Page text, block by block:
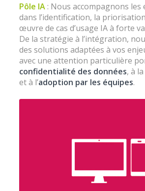
Pôle IA: Nous accompagnons les
dans l’identification, la
œuvre de cas d’usage IA à forte
De la stratégie à l’intégration,
des solutions adaptées à vos
avec une attention particulière
confidentialité des données, à la
et à l’adoption par les équipes.